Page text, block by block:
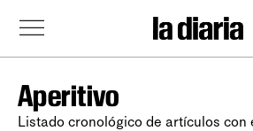
Aperitivo
Listado cronológico de artículos con